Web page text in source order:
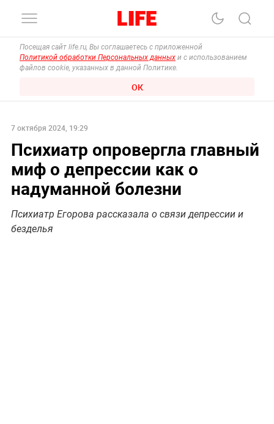
Посещая сайт life.ru, Вы соглашаетесь с приложенной
Политикой обработки Персональных данных и с использованием
файлов cookie, указанных в данной Политике.
ОК
7 октября 2024, 19:29
Психиатр опровергла главный
миф о депрессии как о
надуманной болезни
Психиатр Егорова рассказала о связи депрессии и
безделья